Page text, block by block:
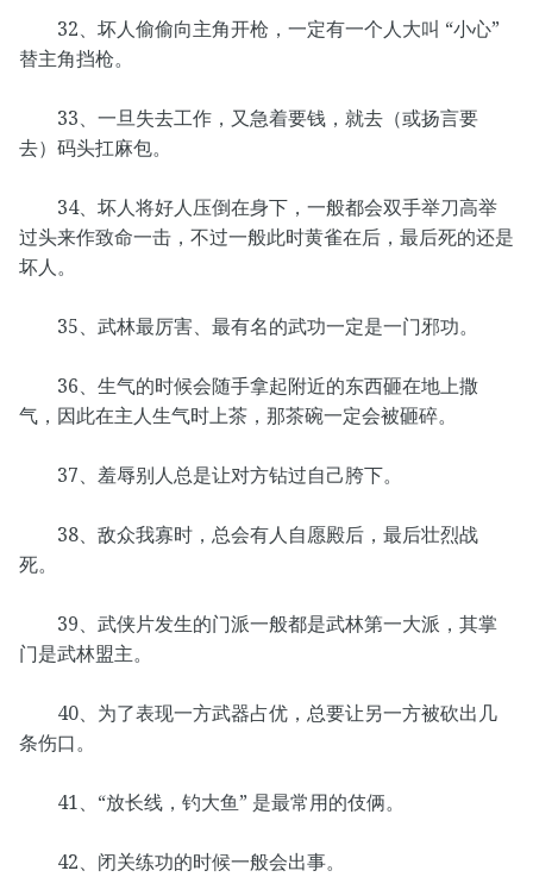
32、坏人偷偷向主角开枪，一定有一个人大叫 “小心”
替主角挡枪。
33、一旦失去工作，又急着要钱，就去（或扬言要
去）码头扛麻包。
34、坏人将好人压倒在身下，一般都会双手举刀高举
过头来作致命一击，不过一般此时黄雀在后，最后死的还是
坏人。
35、武林最厉害、最有名的武功一定是一门邪功。
36、生气的时候会随手拿起附近的东西砸在地上撒
气，因此在主人生气时上茶，那茶碗一定会被砸碎。
37、羞辱别人总是让对方钻过自己胯下。
38、敌众我寡时，总会有人自愿殿后，最后壮烈战
死。
39、武侠片发生的门派一般都是武林第一大派，其掌
门是武林盟主。
40、为了表现一方武器占优，总要让另一方被砍出几
条伤口。
41、“放长线，钓大鱼” 是最常用的伎俩。
42、闭关练功的时候一般会出事。